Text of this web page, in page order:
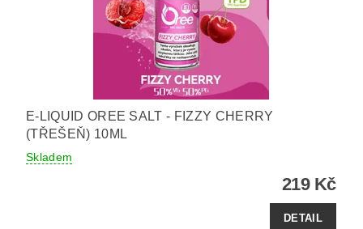
E-LIQUID OREE SALT - FIZZY CHERRY
(TŘEŠEŇ) 10ML
Skladem
219 Kč
DETAIL